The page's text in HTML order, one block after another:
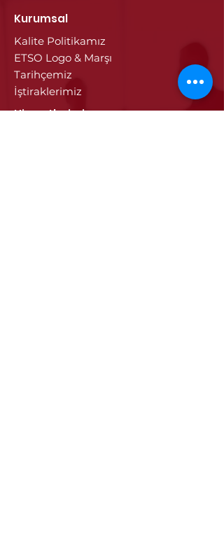
Kurumsal
Kalite Politikamız
ETSO Logo & Marşı
Tarihçemiz
İştiraklerimiz
Hizmetlerimiz